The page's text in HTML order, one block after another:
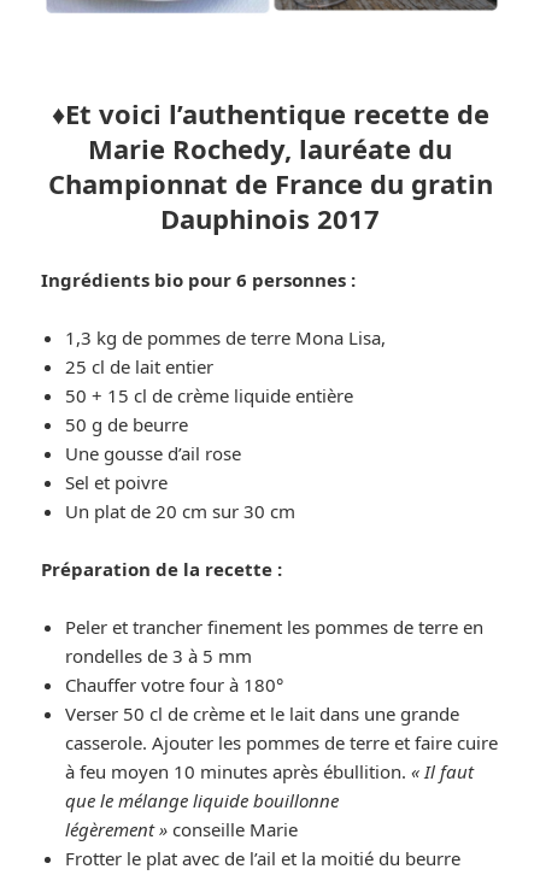
♦️Et voici l’authentique recette de
Marie Rochedy, lauréate du
Championnat de France du gratin
Dauphinois 2017
Ingrédients bio pour 6 personnes :
1,3 kg de pommes de terre Mona Lisa,
25 cl de lait entier
50 + 15 cl de crème liquide entière
50 g de beurre
Une gousse d’ail rose
Sel et poivre
Un plat de 20 cm sur 30 cm
Préparation de la recette :
Peler et trancher finement les pommes de terre en
rondelles de 3 à 5 mm
Chauffer votre four à 180°
Verser 50 cl de crème et le lait dans une grande
casserole. Ajouter les pommes de terre et faire cuire
à feu moyen 10 minutes après ébullition.« Il faut
que le mélange liquide bouillonne
légèrement » conseille Marie
Frotter le plat avec de l’ail et la moitié du beurre